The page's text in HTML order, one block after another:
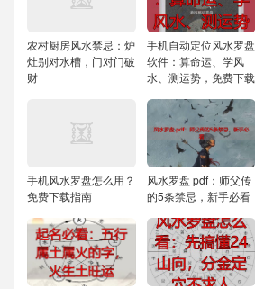
农村厨房风水禁忌：炉
灶别对水槽，门对门破
财
手机自动定位风水罗盘
软件：算命运、学风
水、测运势，免费下载
手机风水罗盘怎么用？
免费下载指南
风水罗盘 pdf：师父传
的5条禁忌，新手必看